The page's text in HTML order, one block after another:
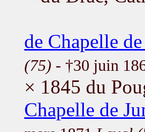
de Chapelle
(75) - †30 juin
× 1845 du
Chapelle de